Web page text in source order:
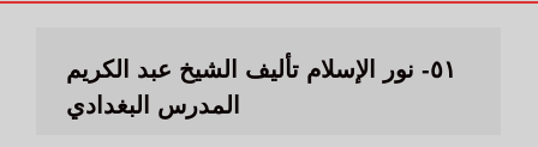
٥١- نور الإسلام تأليف الشيخ عبد الكريم
المدرس البغدادي